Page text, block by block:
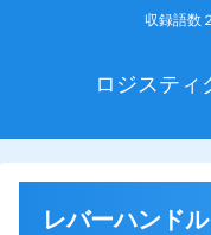
収録語数
ロジスティ
レバーハンドル